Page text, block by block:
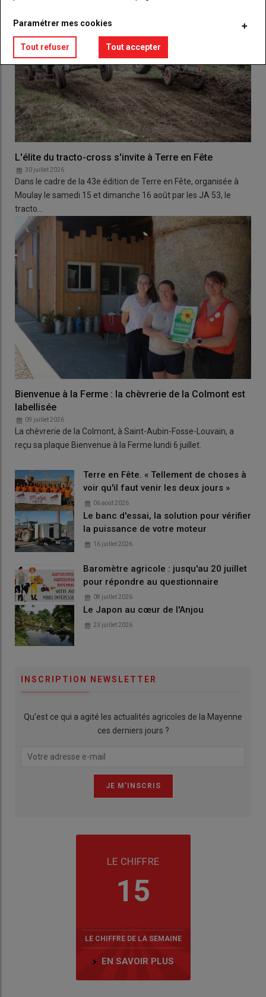
L'élite du tracto-cross s'invite à Terre en Fête
30 juillet 2026
Dans le cadre de la 43e édition de Terre en Fête, organisée à
Moulay le samedi 15 et dimanche 16 août par les JA 53, le
tracto…
Bienvenue à la Ferme : la chèvrerie de la Colmont est
labellisée
09 juillet 2026
La chèvrerie de la Colmont, à Saint-Aubin-Fosse-Louvain, a
reçu sa plaque Bienvenue à la Ferme lundi 6 juillet.
Terre en Fête. « Tellement de choses à
voir qu'il faut venir les deux jours »
06 août 2026
Le banc d'essai, la solution pour vérifier
la puissance de votre moteur
16 juillet 2026
Baromètre agricole : jusqu'au 20 juillet
pour répondre au questionnaire
08 juillet 2026
Le Japon au cœur de l'Anjou
23 juillet 2026
INSCRIPTION NEWSLETTER
Qu’est ce qui a agité les actualités agricoles de la Mayenne
ces derniers jours ?
LE CHIFFRE
15
LE CHIFFRE DE LA SEMAINE
EN SAVOIR PLUS
Paramétrer mes cookies
Tout refuser Tout accepter